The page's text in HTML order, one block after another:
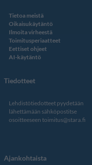
Tietoa meistä
Oikaisukäytäntö
Ilmoita virheestä
Toimitusperiaatteet
Eettiset ohjeet
AI-käytäntö
Tiedotteet
Lehdistötiedotteet pyydetään
lähettämään sähköpostitse
osoitteeseen toimitus@stara.fi
Ajankohtaista